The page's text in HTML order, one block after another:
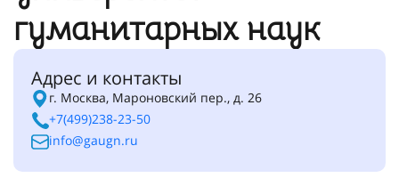
гуманитарных наук
Адрес и контакты
г. Москва, Мароновский пер., д. 26
+7(499)238-23-50
info@gaugn.ru